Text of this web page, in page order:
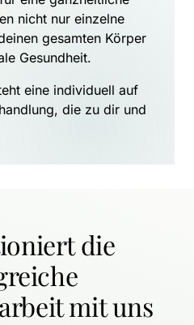
nicht nur einzelne
gesamten Körper
Gesundheit.
eine individuell auf
die zu dir und
die
mit uns